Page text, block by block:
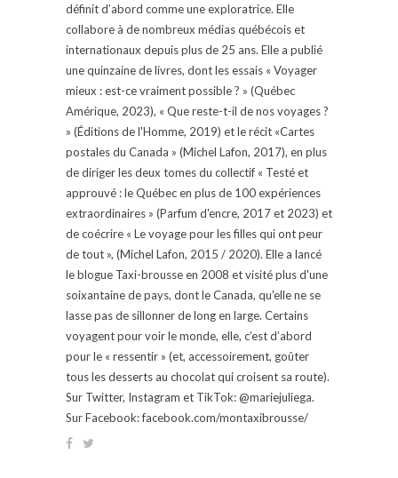
définit d’abord comme une exploratrice. Elle
collabore à de nombreux médias québécois et
internationaux depuis plus de 25 ans. Elle a publié
une quinzaine de livres, dont les essais « Voyager
mieux : est-ce vraiment possible ? » (Québec
Amérique, 2023), « Que reste-t-il de nos voyages ?
» (Éditions de l'Homme, 2019) et le récit «Cartes
postales du Canada » (Michel Lafon, 2017), en plus
de diriger les deux tomes du collectif « Testé et
approuvé : le Québec en plus de 100 expériences
extraordinaires » (Parfum d'encre, 2017 et 2023) et
de coécrire « Le voyage pour les filles qui ont peur
de tout », (Michel Lafon, 2015 / 2020). Elle a lancé
le blogue Taxi-brousse en 2008 et visité plus d'une
soixantaine de pays, dont le Canada, qu'elle ne se
lasse pas de sillonner de long en large. Certains
voyagent pour voir le monde, elle, c’est d’abord
pour le « ressentir » (et, accessoirement, goûter
tous les desserts au chocolat qui croisent sa route).
Sur Twitter, Instagram et TikTok: @mariejuliega.
Sur Facebook: facebook.com/montaxibrousse/